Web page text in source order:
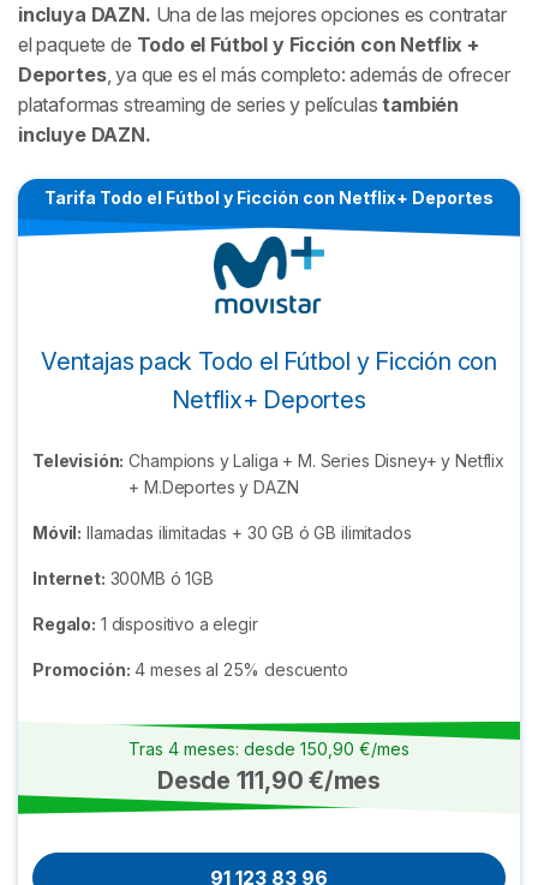
incluya DAZN. Una de las mejores opciones es contratar
el paquete de Todo el Fútbol y Ficción con Netflix +
Deportes, ya que es el más completo: además de ofrecer
plataformas streaming de series y películastambién
incluye DAZN.
Tarifa Todo el Fútbol y Ficción con Netflix+ Deportes
Ventajas pack Todo el Fútbol y Ficción con
Netflix+ Deportes
Televisión: Champions y Laliga + M. Series Disney+ y Netflix
+ M.Deportes y DAZN
Móvil: llamadas ilimitadas + 30 GB ó GB ilimitados
Internet: 300MB ó 1GB
Regalo: 1 dispositivo a elegir
Promoción: 4 meses al 25% descuento
Tras 4 meses: desde 150,90 €/mes
Desde 111,90 €/mes
91 123 83 96